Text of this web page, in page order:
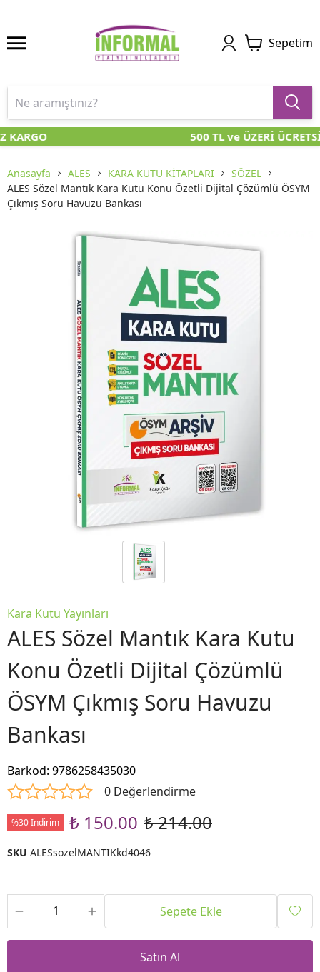
Sepetim
KARGO 500 TL ve ÜZERİ
Anasayfa ALES KARA KUTU KİTAPLARI
SÖZEL
ALES Sözel Mantık Kara Kutu Konu Özetli Dijital Çözümlü ÖSYM
Çıkmış Soru Havuzu Bankası
Kara Kutu Yayınları
ALES Sözel Mantık Kara Kutu
Konu Özetli Dijital Çözümlü
ÖSYM Çıkmış Soru Havuzu
Bankası
Barkod: 9786258435030
0 Değerlendirme
%30 İndirim ₺ 150.00 ₺ 214.00
SKU ALESsozelMANTIKkd4046
Sepete Ekle
Satın Al